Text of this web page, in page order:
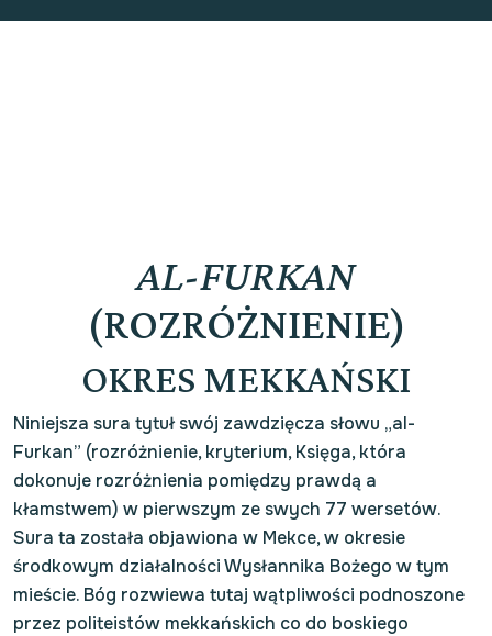
AL-FURKAN
(ROZRÓŻNIENIE)
OKRES MEKKAŃSKI
Niniejsza sura tytuł swój zawdzięcza słowu „al-
Furkan” (rozróżnienie, kryterium, Księga, która
dokonuje rozróżnienia pomiędzy prawdą a
kłamstwem) w pierwszym ze swych 77 wersetów.
Sura ta została objawiona w Mekce, w okresie
środkowym działalności Wysłannika Bożego w tym
mieście. Bóg rozwiewa tutaj wątpliwości podnoszone
przez politeistów mekkańskich co do boskiego